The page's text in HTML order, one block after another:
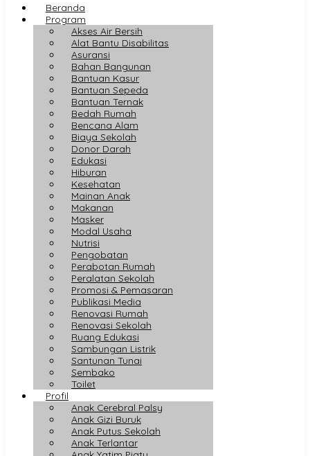
Beranda
Program
Akses Air Bersih
Alat Bantu Disabilitas
Asuransi
Bahan Bangunan
Bantuan Kasur
Bantuan Sepeda
Bantuan Ternak
Bedah Rumah
Bencana Alam
Biaya Sekolah
Donor Darah
Edukasi
Hiburan
Kesehatan
Mainan Anak
Makanan
Masker
Modal Usaha
Nutrisi
Pengobatan
Perabotan Rumah
Peralatan Sekolah
Promosi & Pemasaran
Publikasi Media
Renovasi Rumah
Renovasi Sekolah
Ruang Edukasi
Sambungan Listrik
Santunan Tunai
Sembako
Toilet
Profil
Anak Cerebral Palsy
Anak Gizi Buruk
Anak Putus Sekolah
Anak Terlantar